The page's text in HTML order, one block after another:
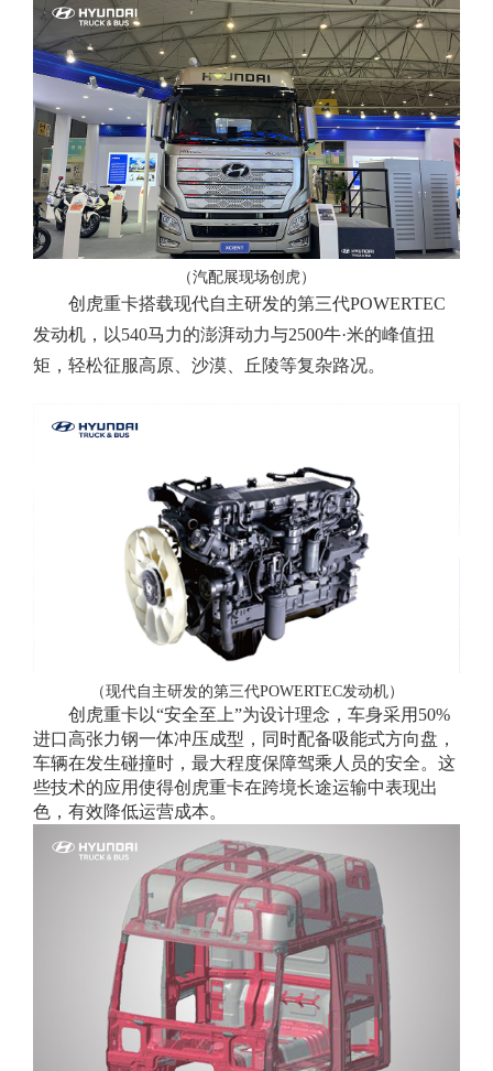
（汽配展现场创虎）
创虎重卡搭载现代自主研发的第三代POWERTEC
发动机，以540马力的澎湃动力与2500牛·米的峰值扭
矩，轻松征服高原、沙漠、丘陵等复杂路况。
（现代自主研发的第三代POWERTEC发动机）
创虎重卡以“安全至上”为设计理念，车身采用50%
进口高张力钢一体冲压成型，同时配备吸能式方向盘，
车辆在发生碰撞时，最大程度保障驾乘人员的安全。 这
些技术的应用使得创虎重卡在跨境长途运输中表现出
色，有效降低运营成本。